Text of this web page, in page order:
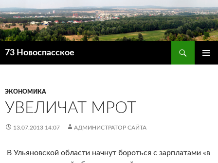
73 Новоспасское
ЭКОНОМИКА
УВЕЛИЧАТ МРОТ
13.07.2013 14:07 АДМИНИСТРАТОР САЙТА
В Ульяновской области начнут бороться с зарплатами «в